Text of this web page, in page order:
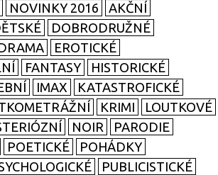
NOVINKY 2016
AKČNÍ
DOBRODRUŽNÉ
EROTICKÉ
FANTASY
HISTORICKÉ
IMAX
KATASTROFICKÉ
KRIMI
LOUTKOVÉ
NOIR
PARODIE
POETICKÉ
POHÁDKY
PUBLICISTICKÉ